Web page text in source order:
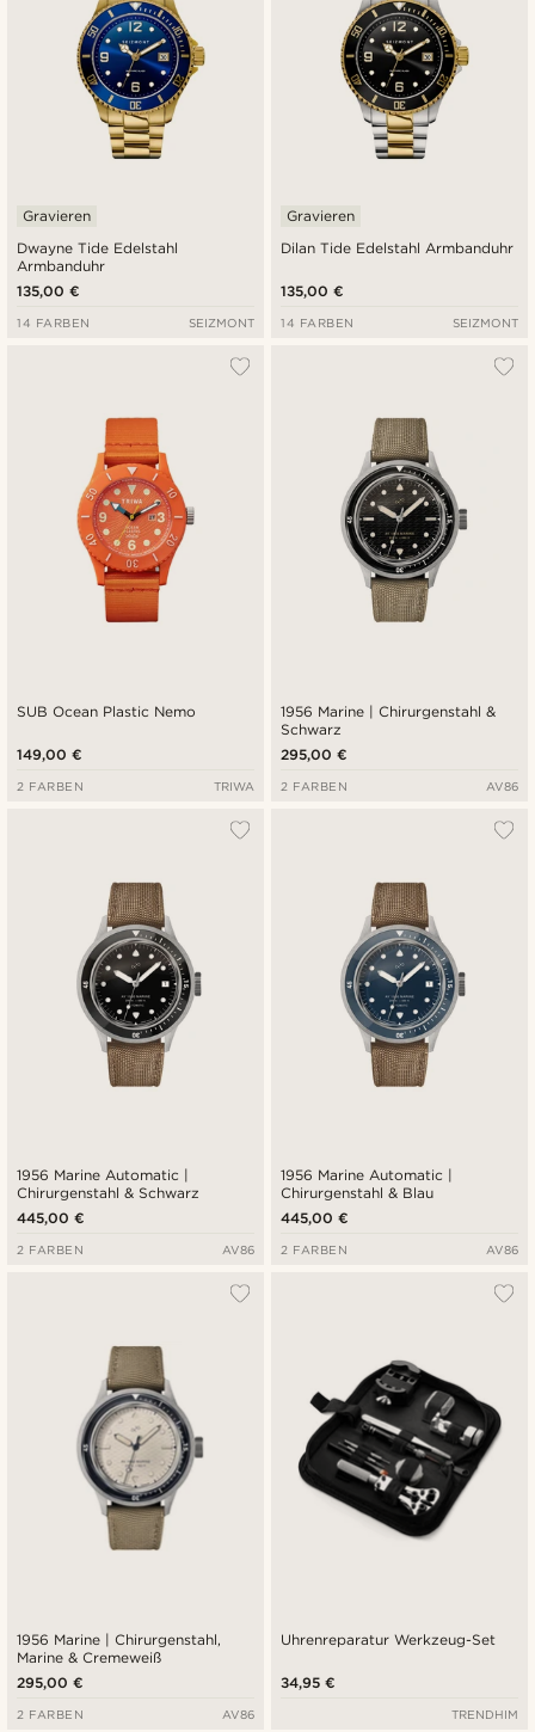
Dwayne Tide Edelstahl
Armbanduhr
Gravieren
135,00 €
14 FARBEN SEIZMONT
Dilan Tide Edelstahl Armbanduhr
Gravieren
135,00 €
14 FARBEN SEIZMONT
SUB Ocean Plastic Nemo
149,00 €
2 FARBEN TRIWA
1956 Marine | Chirurgenstahl &
Schwarz
295,00 €
2 FARBEN AV86
1956 Marine Automatic |
Chirurgenstahl & Schwarz
445,00 €
2 FARBEN AV86
1956 Marine Automatic |
Chirurgenstahl & Blau
445,00 €
2 FARBEN AV86
1956 Marine | Chirurgenstahl,
Marine & Cremeweiß
295,00 €
2 FARBEN AV86
Uhrenreparatur Werkzeug-Set
34,95 €
TRENDHIM